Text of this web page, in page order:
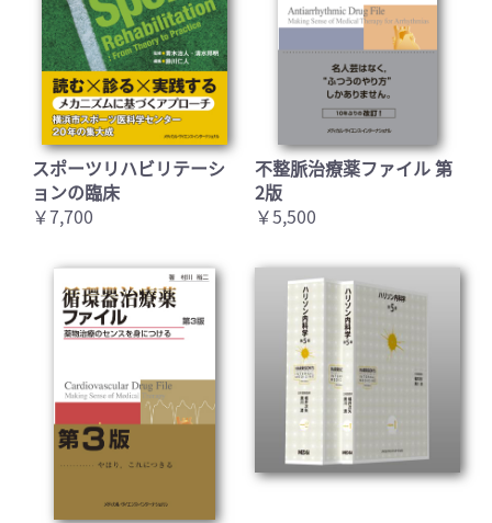
スポーツリハビリテーシ
ョンの臨床
￥7,700
不整脈治療薬ファイル 第
2版
￥5,500